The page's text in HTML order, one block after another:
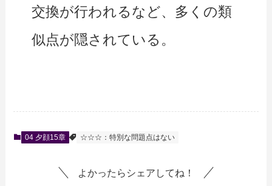
交換が行われるなど、多くの類
似点が隠されている。
04 夕顔15章 ☆☆☆：特別な問題点はない
よかったらシェアしてね！